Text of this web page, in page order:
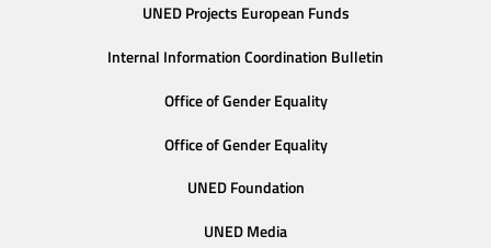
UNED Projects European Funds
Internal Information Coordination Bulletin
Office of Gender Equality
Office of Gender Equality
UNED Foundation
UNED Media